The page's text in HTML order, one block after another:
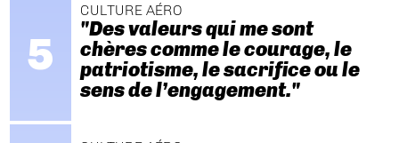
CULTURE AÉRO
"Des valeurs qui me sont
chères comme le courage, le
patriotisme, le sacrifice ou le
sens de l’engagement."